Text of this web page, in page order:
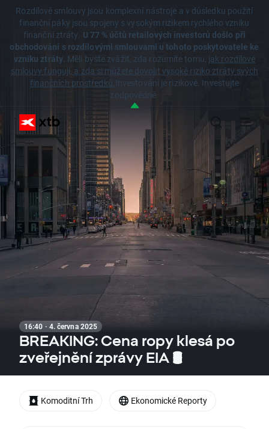
Rozdílové smlouvy jsou komplexní nástroje a v důsledku použití
finanční páky jsou spojeny s vysokým rizikem rychlého vzniku
finanční ztráty. U 77 % účtů retailových investorů došlo při
obchodování s rozdílovými smlouvami u tohoto poskytovatele ke
vzniku ztráty. Měli byste zvážit, zda rozumíte tomu, jak rozdílové
smlouvy fungují, a zda si můžete dovolit vysoké riziko ztráty svých
finančních prostředků.Investování je rizikové. Investujte
zodpovědně.
16:40 · 4. června 2025
BREAKING: Cena ropy klesá po
zveřejnění zprávy EIA 🛢️
Komoditní Trh Ekonomické Reporty